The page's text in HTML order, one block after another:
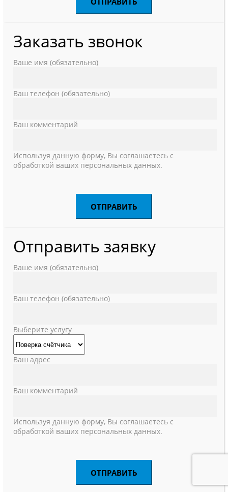
Заказать звонок
Ваше имя (обязательно)
Ваш телефон (обязательно)
Ваш комментарий
Используя данную форму, Вы соглашаетесь с
обработкой ваших персональных данных.
Отправить заявку
Ваше имя (обязательно)
Ваш телефон (обязательно)
Выберите услугу
Ваш адрес
Ваш комментарий
Используя данную форму, Вы соглашаетесь с
обработкой ваших персональных данных.